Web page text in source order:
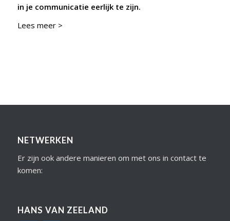
in je communicatie eerlijk te zijn.
Lees meer >
NETWERKEN
Er zijn ook andere manieren om met ons in contact te
komen:
HANS VAN ZEELAND